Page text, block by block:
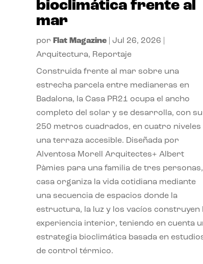
bioclimática frente al
mar
por Flat Magazine| Jul 26, 2026
Arquitectura, Reportaje
Construida frente al mar sobre una
estrecha parcela entre medianeras en
Badalona, la Casa PR21 ocupa el ancho
completo del solar y se desarrolla, con
250 metros cuadrados, en cuatro niveles
una terraza accesible. Diseñada por
Alventosa Morell Arquitectes+ Albert
Pàmies para una familia de tres
casa organiza la vida cotidiana mediante
una secuencia de espacios donde la
estructura, la luz y los vacíos construyen
experiencia interior, teniendo en cuenta
estrategia bioclimática basada en
de control térmico.